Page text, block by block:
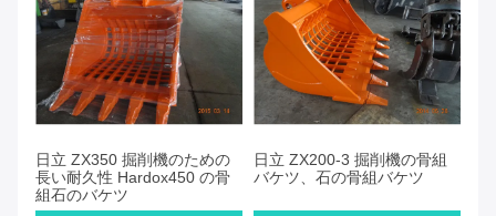
日立 ZX350 掘削機のための
長い耐久性 Hardox450 の骨
組石のバケツ
日立 ZX200-3 掘削機の骨組
バケツ、石の骨組バケツ